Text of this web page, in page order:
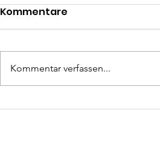
Inklusives Angebot vom
Kommentare
Kommentar verfassen...